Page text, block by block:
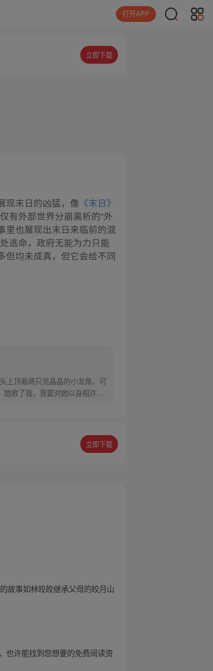
打开APP
立即下载
现末日的凶猛，像 《末日》
有外部世界分崩离析的“外
里也展现出末日来临前的混
逃命，政府无能为力只能
但均未成真，但它会给不同
上顶着两只亮晶晶的小龙角，可
救了我，我要对她以身相许！”
立即下载
故事如林皎皎继承父母的皎月山
也许能找到您想要的免费阅读资